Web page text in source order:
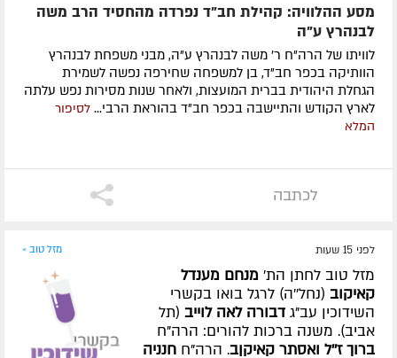
מסע ההלוויה: קהילת חב"ד נפרדה מהחסיד הרב משה
לבנהרץ ע"ה
לוויתו של הרה"ח ר' משה לבנהרץ ע"ה, מבני משפחת לבנהרץ
הוותיקה בכפר חב"ד, בן למשפחה שחירפה נפשה לשמירת
הגחלת היהודית בברית המועצות, ולאחר שנות מסירות נפש עלתה
לארץ הקודש והתיישבה בכפר חב"ד בהוראת הרבי... לסיפור
המלא
לכתבה
לפני 15 שעות מזל טוב »
מזל טוב לחתן הת' מנחם מענדל
קאיקוב (נחל''ה) לרגל בואו בקשרי
השידוכין עב"ג דבורה לאה לוייב (תל
אביב). משנה ברכות להורים: הרה"ח
ברוך ז''ל ואסתר קאיקןב. הרה"ח חנניה